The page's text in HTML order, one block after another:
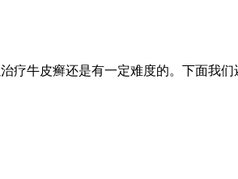
牛皮癣还是有一定难度的。下面我们